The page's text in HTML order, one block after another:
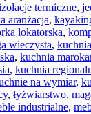
termiczne,
aranżacja,
lokatorska,
wieczysta,
, kuchnia
, kuchnia
na wymiar,
, łyżwiarstwo,
industrialne,